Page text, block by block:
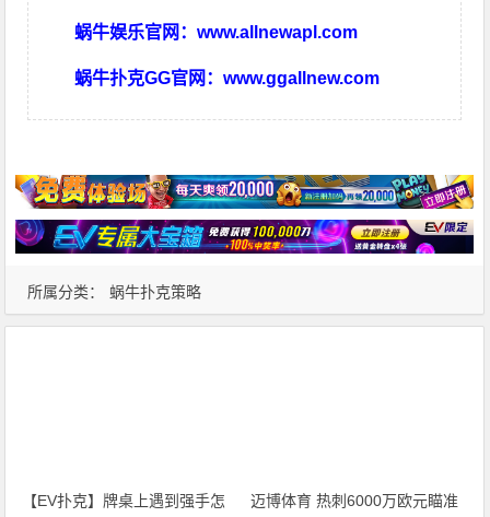
所属分类： 蜗牛扑克策略
蜗牛娱乐官网：www.allnewapl.com
蜗牛扑克GG官网：www.ggallnew.com
【EV扑克】牌桌上遇到强手怎
迈博体育 热刺6000万欧元瞄准